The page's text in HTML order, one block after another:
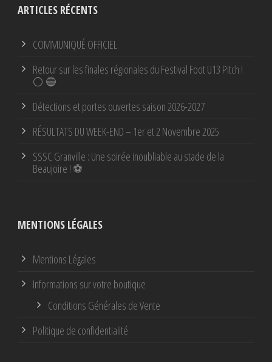
ARTICLES RÉCENTS
COMMUNIQUÉ OFFICIEL
Retour sur les finales régionales du Festival Foot U13 Pitch !
⚪ 🔵
Détections et portes ouvertes saison 2026-2027
RÉSULTATS DU WEEK-END – 1er et 2 Novembre 2025
SSSC Granville : Une soirée inoubliable au stade de la
Beaujoire ! ⚽
MENTIONS LÉGALES
Mentions Légales
Informations sur votre boutique
Conditions Générales de Vente
Politique de confidentialité